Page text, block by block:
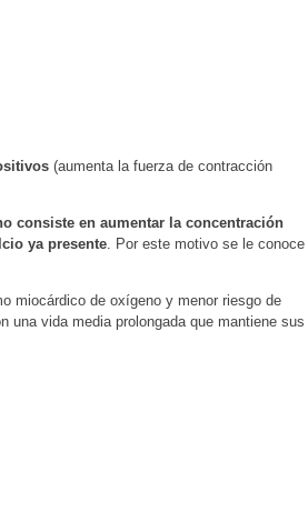
(aumenta la fuerza de contracción
consiste en aumentar la concentración
ya presente. Por este motivo se le conoce
miocárdico de oxígeno y menor riesgo de
una vida media prolongada que mantiene sus